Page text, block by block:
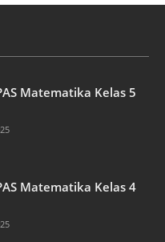
Matematika Kelas 5
Matematika Kelas 4